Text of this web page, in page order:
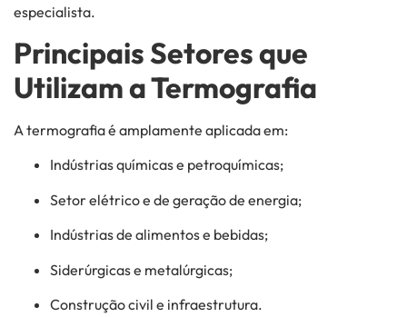
especialista.
Principais Setores que
Utilizam a Termografia
A termografia é amplamente aplicada em:
Indústrias químicas e petroquímicas;
Setor elétrico e de geração de energia;
Indústrias de alimentos e bebidas;
Siderúrgicas e metalúrgicas;
Construção civil e infraestrutura.